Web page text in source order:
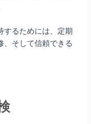
するためには、定期
、そして信頼できる